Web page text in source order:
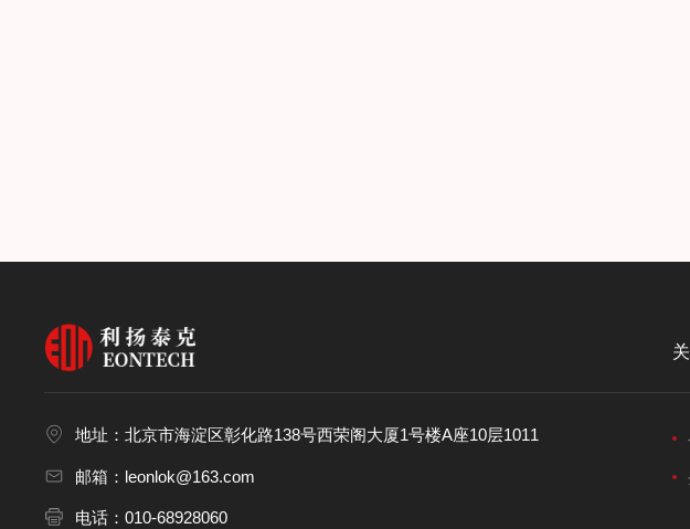
地址：北京市海淀区彰化路138号西荣阁大厦1号楼A座10层1011
邮箱：leonlok@163.com
电话：010-68928060